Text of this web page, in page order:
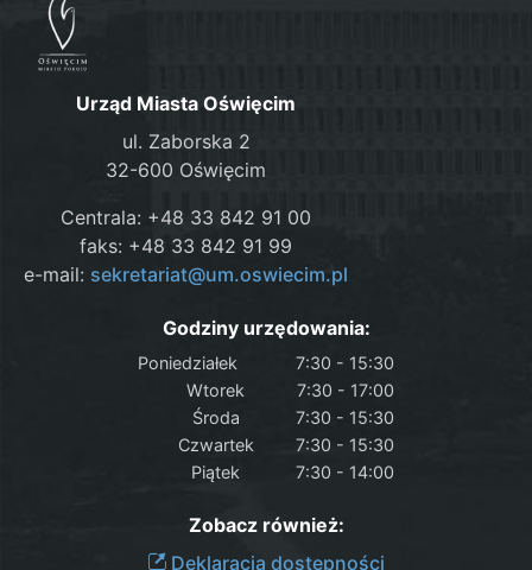
Urząd Miasta Oświęcim
ul. Zaborska 2
32-600 Oświęcim
Centrala: +48 33 842 91 00
faks: +48 33 842 91 99
e-mail: sekretariat@um.oswiecim.pl
Godziny urzędowania:
Poniedziałek
7:30 - 15:30
Wtorek
7:30 - 17:00
Środa
7:30 - 15:30
Czwartek
7:30 - 15:30
Piątek
7:30 - 14:00
Zobacz również:
Deklaracja dostępności